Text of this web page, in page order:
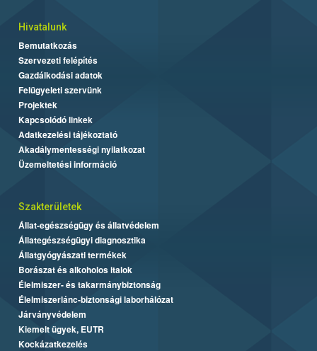
Hivatalunk
Bemutatkozás
Szervezeti felépítés
Gazdálkodási adatok
Felügyeleti szervünk
Projektek
Kapcsolódó linkek
Adatkezelési tájékoztató
Akadálymentességi nyilatkozat
Üzemeltetési információ
Szakterületek
Állat-egészségügy és állatvédelem
Állategészségügyi diagnosztika
Állatgyógyászati termékek
Borászat és alkoholos italok
Élelmiszer- és takarmánybiztonság
Élelmiszerlánc-biztonsági laborhálózat
Járványvédelem
Kiemelt ügyek, EUTR
Kockázatkezelés